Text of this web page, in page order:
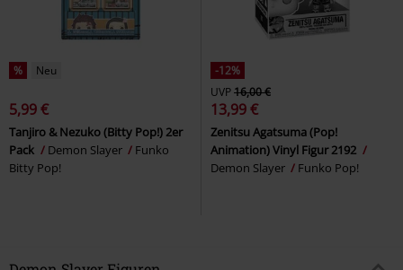
% Neu
5,99 €
Tanjiro & Nezuko (Bitty Pop!) 2er
Pack
Demon Slayer
Funko
Bitty Pop!
-12%
UVP16,00 €
13,99 €
Zenitsu Agatsuma (Pop!
Animation) Vinyl Figur 2192
Demon Slayer
Funko Pop!